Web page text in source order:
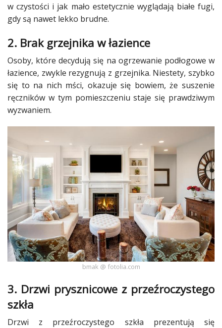
w czystości i jak mało estetycznie wyglądają białe fugi,
gdy są nawet lekko brudne.
2. Brak grzejnika w łazience
Osoby, które decydują się na ogrzewanie podłogowe w
łazience, zwykle rezygnują z grzejnika. Niestety, szybko
się to na nich mści, okazuje się bowiem, że suszenie
ręczników w tym pomieszczeniu staje się prawdziwym
wyzwaniem.
bmak @ fotolia.com
3. Drzwi prysznicowe z przeźroczystego
szkła
Drzwi z przeźroczystego szkła prezentują się